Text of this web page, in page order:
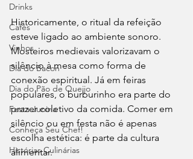
Drinks
Cafés
Vinhos
Dia do Bacon
Dia do Pão de Queijo
Festa Junina
Conheça Seu Chef!
Histórias Culinárias
Historicamente, o ritual da refeição
esteve ligado ao ambiente sonoro.
Mosteiros medievais valorizavam o
silêncio à mesa como forma de
conexão espiritual. Já em feiras
populares, o burburinho era parte do
prazer coletivo da comida. Comer em
silêncio ou em festa não é apenas
escolha estética: é parte da cultura
alimentar.